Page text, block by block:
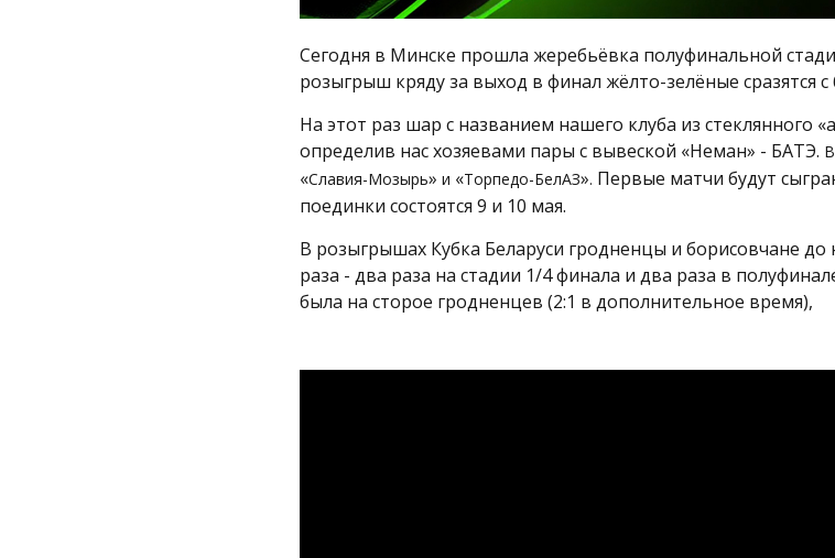
Сегодня в Минске прошла жеребьёвка полуфинальной
розыгрыш кряду за выход в финал жёлто-зелёные сразятся
На этот раз шар с названием нашего клуба из стеклянного
определив нас хозяевами пары с вывеской «Неман» - БАТЭ.
«Славия-Мозырь» и «Торпедо-БелАЗ». Первые матчи будут
поединки состоятся 9 и 10 мая.
В розыгрышах Кубка Беларуси гродненцы и борисовчане
раза - два раза на стадии 1/4 финала и два раза в
была на сторое гродненцев (2:1 в дополнительное время),